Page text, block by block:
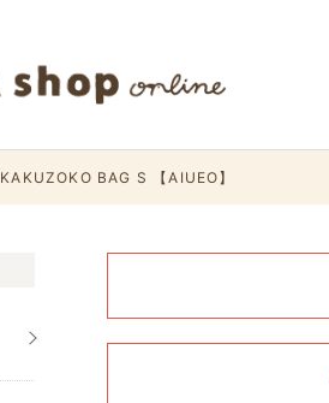
KAKUZOKO BAG S 【AIUEO】